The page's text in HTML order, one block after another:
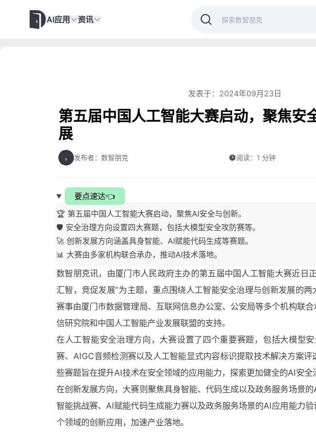
AI应用 资讯
发表于：2024年09月23日
第五届中国人工智能大赛启动，聚焦安
展
发布者：数智朋克 阅读：1 分钟
要点速达👈
🏆 第五届中国人工智能大赛启动，聚焦AI安全与创新。
🛡️ 安全治理方向设置四大赛题，包括大模型安全攻防赛等。
🚀 创新发展方向涵盖具身智能、AI赋能代码生成等赛题。
📊 大赛由多家机构联合承办，推动AI技术落地。
数智朋克讯，由厦门市人民政府主办的第五届中国人工智能大赛近日
汇智，竞促发展”为主题，重点围绕人工智能安全治理与创新发展的
赛事由厦门市数据管理局、互联网信息办公室、公安局等多个机构联
信研究院和中国人工智能产业发展联盟的支持。
在人工智能安全治理方向，大赛设置了四个重要赛题，包括大模型
赛、AIGC音频检测赛以及人工智能显式内容标识提取技术解决方案
些赛题旨在提升AI技术在安全领域的应用能力，探索更加健全的AI安全
在创新发展方向，大赛则聚焦具身智能、代码生成以及政务服务场景
智能挑战赛、AI赋能代码生成能力赛以及政务服务场景的AI应用能力
个领域的创新应用，加速产业落地。